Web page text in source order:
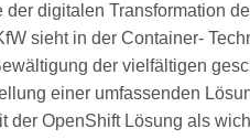
digitalen Transformation
sieht in der Container-
der vielfältigen
einer umfassenden
der OpenShift Lösung als